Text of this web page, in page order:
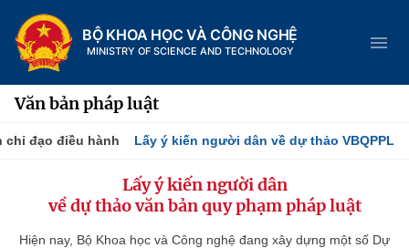
BỘ KHOA HỌC VÀ CÔNG NGHỆ
MINISTRY OF SCIENCE AND TECHNOLOGY
Trang chủ
Văn bản pháp luật
chỉ đạo điều hành Lấy ý kiến người dân về dự thảo VBQPPL
Lấy ý kiến người dân
về dự thảo văn bản quy phạm pháp luật
Hiện nay, Bộ Khoa học và Công nghệ đang xây dựng một số Dự